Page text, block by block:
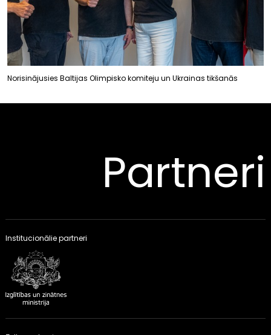
Norisinājusies Baltijas Olimpisko komiteju un Ukrainas tikšanās
Partneri
Institucionālie partneri